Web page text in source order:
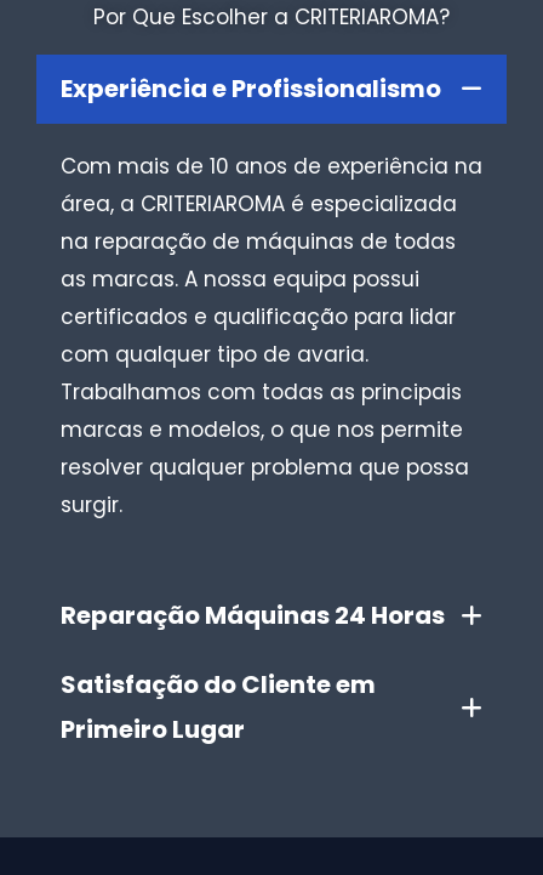
Por Que Escolher a CRITERIAROMA?
Experiência e Profissionalismo
Com mais de 10 anos de experiência na
área, a CRITERIAROMA é especializada
na reparação de máquinas de todas
as marcas. A nossa equipa possui
certificados e qualificação para lidar
com qualquer tipo de avaria.
Trabalhamos com todas as principais
marcas e modelos, o que nos permite
resolver qualquer problema que possa
surgir.
Reparação Máquinas 24 Horas
Satisfação do Cliente em
Primeiro Lugar